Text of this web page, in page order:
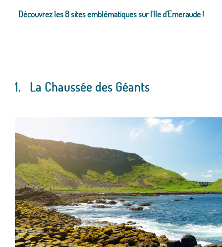
Découvrez les 8 sites emblématiques sur l'Ile d'Emeraude !
1. La Chaussée des Géants